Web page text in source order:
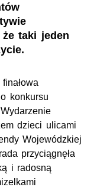
taki jeden
konkursu
dzieci ulicami
Wojewódzkiej
przyciągnęła
i radosną